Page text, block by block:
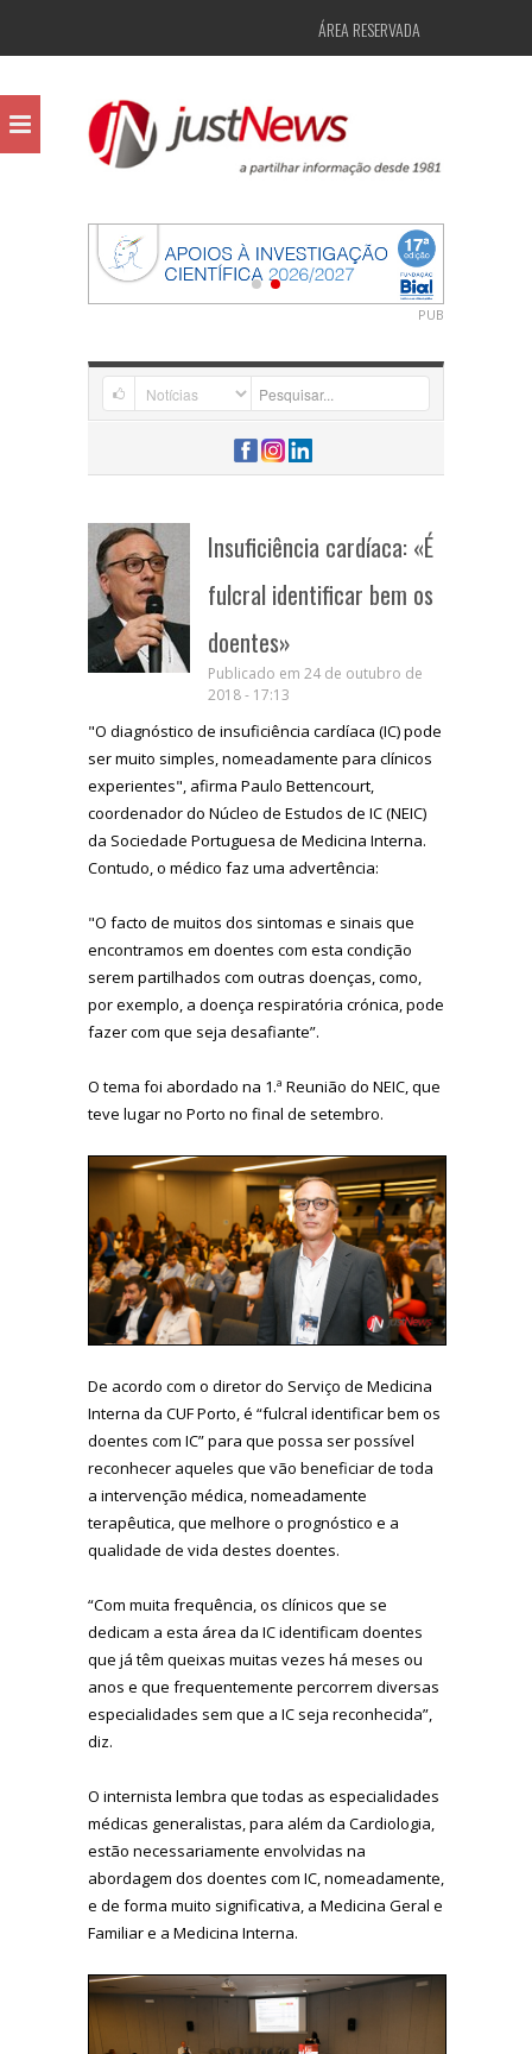
ÁREA RESERVADA
PUB
Insuficiência cardíaca: «É
fulcral identificar bem os
doentes»
Publicado em 24 de outubro de
2018 - 17:13
"O diagnóstico de insuficiência cardíaca (IC) pode
ser muito simples, nomeadamente para clínicos
experientes", afirma Paulo Bettencourt,
coordenador do Núcleo de Estudos de IC (NEIC)
da Sociedade Portuguesa de Medicina Interna.
Contudo, o médico faz uma advertência:
"O facto de muitos dos sintomas e sinais que
encontramos em doentes com esta condição
serem partilhados com outras doenças, como,
por exemplo, a doença respiratória crónica, pode
fazer com que seja desafiante”.
O tema foi abordado na 1.ª Reunião do NEIC, que
teve lugar no Porto no final de setembro.
De acordo com o diretor do Serviço de Medicina
Interna da CUF Porto, é “fulcral identificar bem os
doentes com IC” para que possa ser possível
reconhecer aqueles que vão beneficiar de toda
a intervenção médica, nomeadamente
terapêutica, que melhore o prognóstico e a
qualidade de vida destes doentes.
“Com muita frequência, os clínicos que se
dedicam a esta área da IC identificam doentes
que já têm queixas muitas vezes há meses ou
anos e que frequentemente percorrem diversas
especialidades sem que a IC seja reconhecida”,
diz.
O internista lembra que todas as especialidades
médicas generalistas, para além da Cardiologia,
estão necessariamente envolvidas na
abordagem dos doentes com IC, nomeadamente,
e de forma muito significativa, a Medicina Geral e
Familiar e a Medicina Interna.